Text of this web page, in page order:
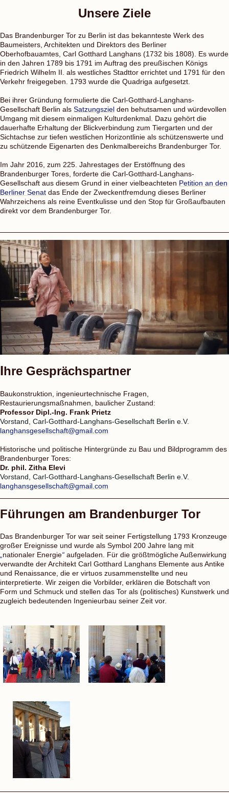
Unsere Ziele
Das Brandenburger Tor zu Berlin ist das bekannteste Werk des
Baumeisters, Architekten und Direktors des Berliner
Oberhofbauamtes, Carl Gotthard Langhans (1732 bis 1808). Es wurde
in den Jahren 1789 bis 1791 im Auftrag des preußischen Königs
Friedrich Wilhelm II. als westliches Stadttor errichtet und 1791 für den
Verkehr freigegeben. 1793 wurde die Quadriga aufgesetzt.
Bei ihrer Gründung formulierte die Carl-Gotthard-Langhans-
Gesellschaft Berlin als Satzungsziel den behutsamen und würdevollen
Umgang mit diesem einmaligen Kulturdenkmal. Dazu gehört die
dauerhafte Erhaltung der Blickverbindung zum Tiergarten und der
Sichtachse zur tiefen westlichen Horizontlinie als schützenswerte und
zu schützende Eigenarten des Denkmalbereichs Brandenburger Tor.
Im Jahr 2016, zum 225. Jahrestages der Erstöffnung des
Brandenburger Tores, forderte die Carl-Gotthard-Langhans-
Gesellschaft aus diesem Grund in einer vielbeachteten Petition an den
Berliner Senat das Ende der Zweckentfremdung dieses Berliner
Wahrzeichens als reine Eventkulisse und den Stop für Großaufbauten
direkt vor dem Brandenburger Tor.
Ihre Gesprächspartner
Baukonstruktion, ingenieurtechnische Fragen,
Restaurierungsmaßnahmen, baulicher Zustand:
Professor Dipl.-Ing. Frank Prietz
Vorstand, Carl-Gotthard-Langhans-Gesellschaft Berlin e.V.
langhansgesellschaft@gmail.com
Historische und politische Hintergründe zu Bau und Bildprogramm des
Brandenburger Tores:
Dr. phil. Zitha Elevi
Vorstand, Carl-Gotthard-Langhans-Gesellschaft Berlin e.V.
langhansgesellschaft@gmail.com
Führungen am Brandenburger Tor
Das Brandenburger Tor war seit seiner Fertigstellung 1793 Kronzeuge
großer Ereignisse und wurde als Symbol 200 Jahre lang mit
nationaler Energie“ aufgeladen. Für die größtmögliche Außenwirkung
verwandte der Architekt Carl Gotthard Langhans Elemente aus Antike
und Renaissance, die er virtuos zusammenstellte und neu
interpretierte. Wir zeigen die Vorbilder, erklären die Botschaft von
Form und Schmuck und stellen das Tor als (politisches) Kunstwerk und
zugleich bedeutenden Ingenieurbau seiner Zeit vor.